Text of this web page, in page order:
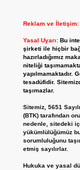
Reklam ve İletişim:
Yasal Uyarı: Bu
şirketi ile hiçbir
hazırladığımız
niteliği
yapılmamaktadır.
tesadüfidir.
taşımazlar.
Sitemiz, 5651
(BTK) tarafından
nedenle, sitedeki
yükümlülüğümüz
sorumluluğunu
etmiş sayılırlar.
Hukuka ve yasal